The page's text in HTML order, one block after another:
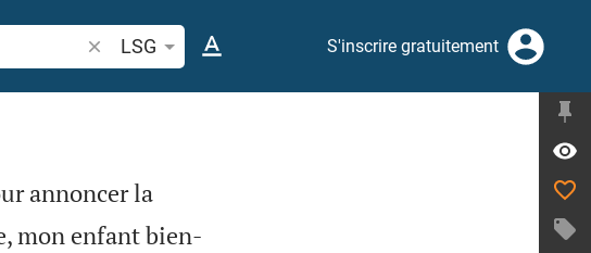
Recherche d'un verset biblique ou mot
LSG S'inscrire gratuitement
annoncer la
mon enfant bien-